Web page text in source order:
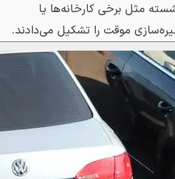
مثل برخی کارخانه‌ها یا
موقت را تشکیل می‌دادند.